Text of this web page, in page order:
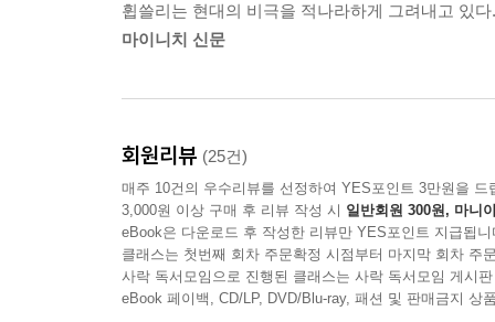
미야베 미유키는 범죄를 둘러싼 사회적인 문제를
또 다른, 돈이나 원한과는 무관한 ‘이유 없는 범
범죄극에 참여하고 있다. 실마리가 보이지 않는
살인자와 피해자, 그들만이 알고 있을 진실의 심연
진실을 알고 있는 두 사람은 죽어버렸다. 그들의
지목한다. 그러나 진실은 아직 밝혀지지 않았다.
휩쓸리는 현대의 비극을 적나라하게 그려내고 있다.
마이니치 신문
회원리뷰 (25건)
매주 10건의 우수리뷰를 선정하여 YES포인트 3만원을 드
3,000원 이상 구매 후 리뷰 작성 시 일반회원 300원, 마니
eBook은 다운로드 후 작성한 리뷰만 YES포인트 지급됩니
클래스는 첫번째 회차 주문확정 시점부터 마지막 회차 주
사락 독서모임으로 진행된 클래스는 사락 독서모임 게시
eBook 페이백, CD/LP, DVD/Blu-ray, 패션 및 판매금지 상